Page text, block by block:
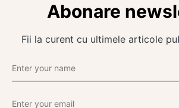
Abonare
Fii la curent cu ultimele articole